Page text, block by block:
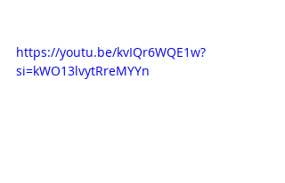
https://youtu.be/kvIQr6WQE1w?
si=kWO13lvytRreMYYn